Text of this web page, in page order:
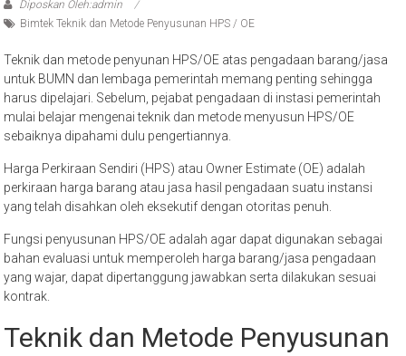
Diposkan Oleh:admin
Bimtek Teknik dan Metode Penyusunan HPS / OE
Teknik dan metode penyunan HPS/OE atas pengadaan barang/jasa
untuk BUMN dan lembaga pemerintah memang penting sehingga
harus dipelajari. Sebelum, pejabat pengadaan di instasi pemerintah
mulai belajar mengenai teknik dan metode menyusun HPS/OE
sebaiknya dipahami dulu pengertiannya.
Harga Perkiraan Sendiri (HPS) atau Owner Estimate (OE) adalah
perkiraan harga barang atau jasa hasil pengadaan suatu instansi
yang telah disahkan oleh eksekutif dengan otoritas penuh.
Fungsi penyusunan HPS/OE adalah agar dapat digunakan sebagai
bahan evaluasi untuk memperoleh harga barang/jasa pengadaan
yang wajar, dapat dipertanggung jawabkan serta dilakukan sesuai
kontrak.
Teknik dan Metode Penyusunan